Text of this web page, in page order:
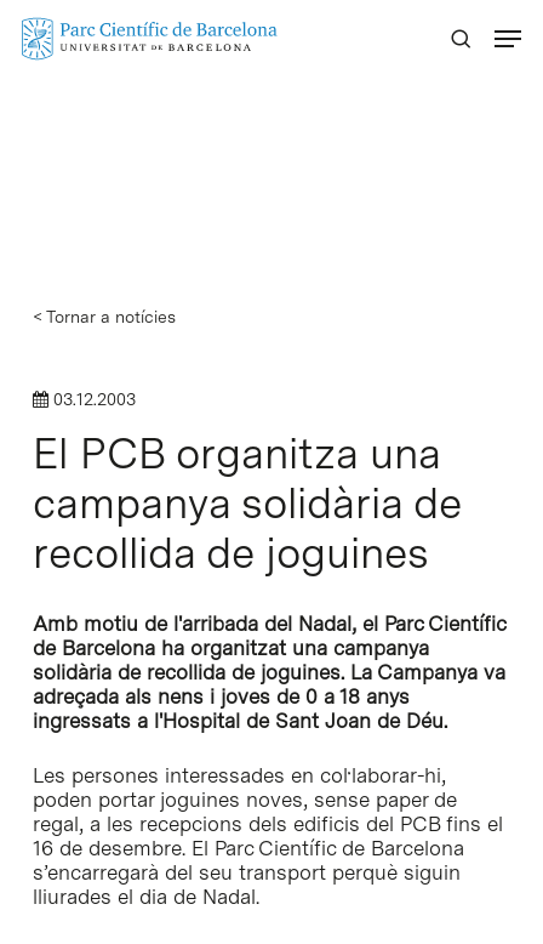
Skip
< Tornar a notícies
03.12.2003
El PCB organitza una
campanya solidària de
recollida de joguines
Amb motiu de l'arribada del Nadal, el Parc Científic
de Barcelona ha organitzat una campanya
solidària de recollida de joguines. La Campanya va
adreçada als nens i joves de 0 a 18 anys
ingressats a l'Hospital de Sant Joan de Déu.
Les persones interessades en col·laborar-hi,
poden portar joguines noves, sense paper de
regal, a les recepcions dels edificis del PCB fins el
16 de desembre. El Parc Científic de Barcelona
s’encarregarà del seu transport perquè siguin
lliurades el dia de Nadal.